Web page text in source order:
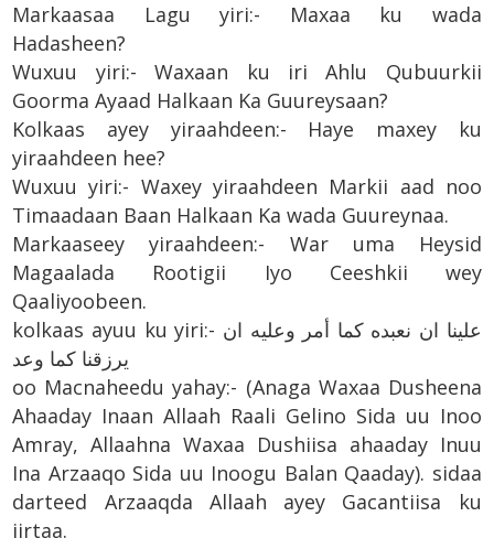
Markaasaa Lagu yiri:- Maxaa ku wada
Hadasheen?
Wuxuu yiri:- Waxaan ku iri Ahlu Qubuurkii
Goorma Ayaad Halkaan Ka Guureysaan?
Kolkaas ayey yiraahdeen:- Haye maxey ku
yiraahdeen hee?
Wuxuu yiri:- Waxey yiraahdeen Markii aad noo
Timaadaan Baan Halkaan Ka wada Guureynaa.
Markaaseey yiraahdeen:- War uma Heysid
Magaalada Rootigii Iyo Ceeshkii wey
Qaaliyoobeen.
kolkaas ayuu ku yiri:- علينا ان نعبده كما أمر وعليه ان
يرزقنا كما وعد
oo Macnaheedu yahay:- (Anaga Waxaa Dusheena
Ahaaday Inaan Allaah Raali Gelino Sida uu Inoo
Amray, Allaahna Waxaa Dushiisa ahaaday Inuu
Ina Arzaaqo Sida uu Inoogu Balan Qaaday). sidaa
darteed Arzaaqda Allaah ayey Gacantiisa ku
jirtaa.